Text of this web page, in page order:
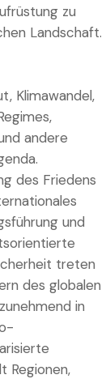
zu
Landschaft.
Klimawandel,
andere
des Friedens
und
treten
des globalen
in
Regionen,